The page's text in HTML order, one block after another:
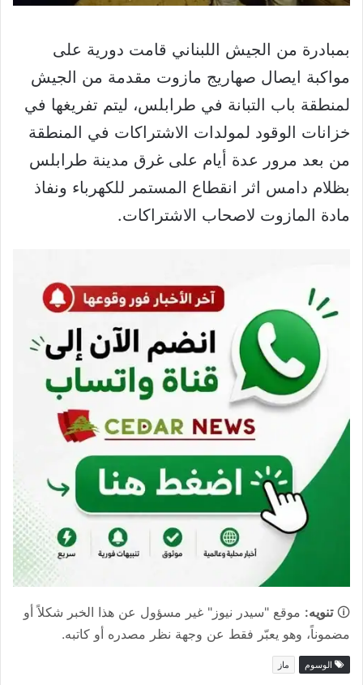
بمبادرة من الجيش اللبناني قامت دورية على
مواكبة ايصال صهاريج مازوت مقدمة من الجيش
لمنطقة باب التبانة في طرابلس، ليتم تفريغها في
خزانات الوقود لمولدات الاشتراكات في المنطقة
من بعد مرور عدة أيام على غرق مدينة طرابلس
بظلام دامس اثر انقطاع المستمر للكهرباء ونفاذ
مادة المازوت لاصحاب الاشتراكات.
🛈تنويه: موقع "سيدر نيوز" غير مسؤول عن هذا الخبر شكلاً أو
مضموناً، وهو يعبّر فقط عن وجهة نظر مصدره أو كاتبه.
الوسوم ماز